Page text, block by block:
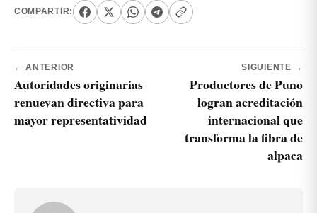
COMPARTIR:
← ANTERIOR
Autoridades originarias
renuevan directiva para
mayor representatividad
SIGUIENTE →
Productores de Puno
logran acreditación
internacional que
transforma la fibra de
alpaca